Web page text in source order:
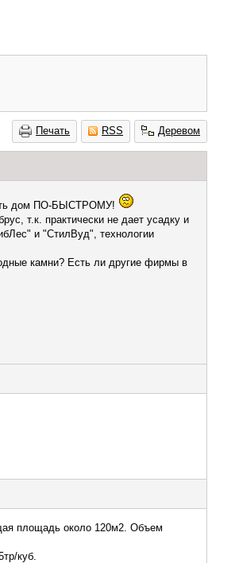
Печать RSS Деревом
дом ПО-БЫСТРОМУ!
т.к. практически не дает усадку и
и "СтилВуд", технологии
камни? Есть ли другие фирмы в
площадь около 120м2. Объем
куб.